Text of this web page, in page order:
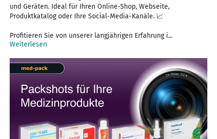
und Geräten. Ideal für Ihren Online-Shop, Webseite,
Produktkatalog oder Ihre Social-Media-Kanäle. 📈
Profitieren Sie von unserer langjährigen Erfahrung i...
Weiterlesen